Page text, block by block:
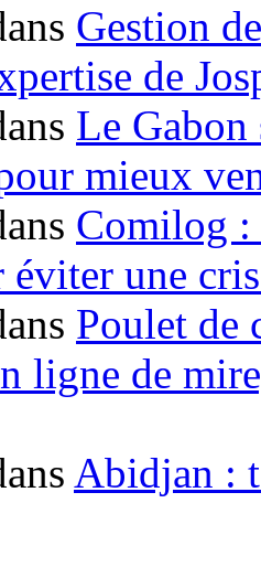
Gestion
de
Le Gabon
mieux
Comilog :
une
Poulet de
ligne de
Abidjan :